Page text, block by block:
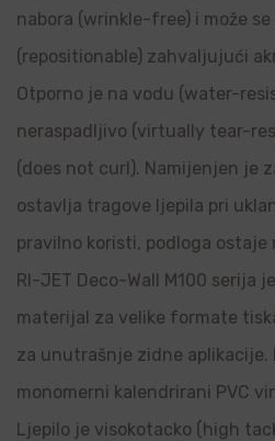
nabora (wrinkle-free) i može
(repositionable) zahvaljujući
Otporno je na vodu (water-
neraspadljivo (virtually tear-
(does not curl). Namijenjen je
ostavlja tragove ljepila pri
pravilno koristi, podloga ostaje
RI-JET Deco-Wall M100 serija
materijal za velike formate
za unutrašnje zidne aplikacije.
monomerni kalendrirani PVC
Ljepilo je visokotacko (high